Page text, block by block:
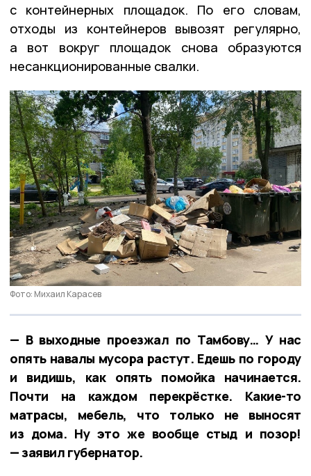
с контейнерных площадок. По его словам,
отходы из контейнеров вывозят регулярно,
а вот вокруг площадок снова образуются
несанкционированные свалки.
Фото: Михаил Карасев
— В выходные проезжал по Тамбову… У нас
опять навалы мусора растут. Едешь по городу
и видишь, как опять помойка начинается.
Почти на каждом перекрёстке. Какие-то
матрасы, мебель, что только не выносят
из дома. Ну это же вообще стыд и позор!
— заявил губернатор.